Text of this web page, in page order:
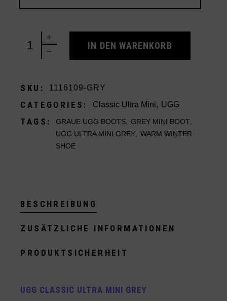
UGG Classic Ultra Mini Grey quantity
IN DEN WARENKORB
SKU: 1116109-GRY
CATEGORIES: Classic Ultra Mini, UGG
TAGS: GRAUE UGG BOOTS GREY MINI BOOT
UGG ULTRA MINI GREY ,WARM WINTER
SHOE
BESCHREIBUNG
ZUSÄTZLICHE INFORMATIONEN
PRODUKTSICHERHEIT
UGG CLASSIC ULTRA MINI GREY